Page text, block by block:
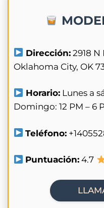
Dirección: 2918 N
Oklahoma City, OK
Horario: Lunes a
Domingo: 12 PM – 6
Teléfono:
Puntuación: 4.7